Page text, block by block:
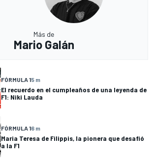
Más de
Mario Galán
FÓRMULA 15 m
El recuerdo en el cumpleaños de una leyenda de
F1: Niki Lauda
FÓRMULA 16 m
Maria Teresa de Filippis, la pionera que desafió
a la F1